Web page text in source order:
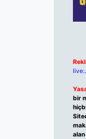
bir